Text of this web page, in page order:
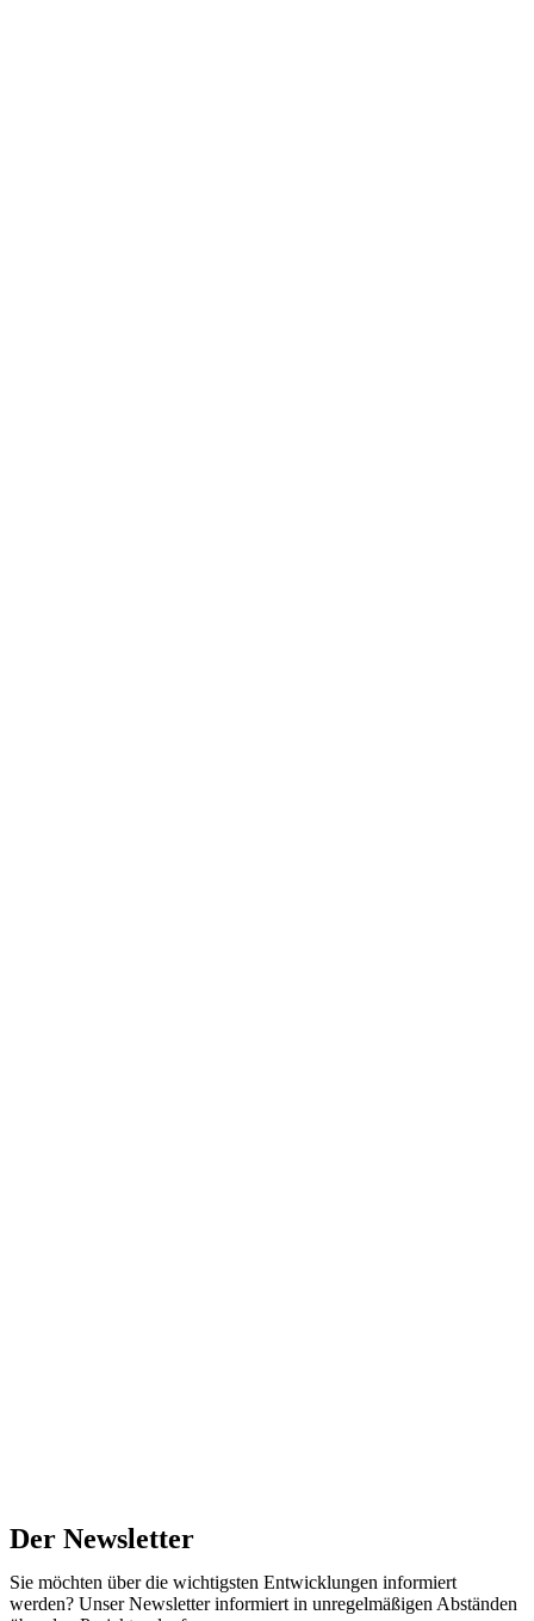
Der Newsletter
Sie möchten über die wichtigsten Entwicklungen informiert
werden? Unser Newsletter informiert in unregelmäßigen Abständen